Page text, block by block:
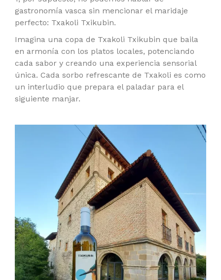
gastronomía vasca sin mencionar el maridaje
perfecto: Txakoli Txikubin.
Imagina una copa de Txakoli Txikubin que baila
en armonía con los platos locales, potenciando
cada sabor y creando una experiencia sensorial
única. Cada sorbo refrescante de Txakoli es como
un interludio que prepara el paladar para el
siguiente manjar.